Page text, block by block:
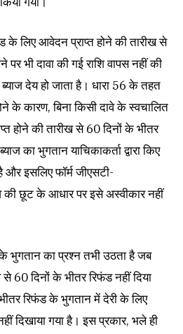
के लिए आवेदन प्राप्त होने की तारीख से
पर भी दावा की गई राशि वापस नहीं की
देय हो जाता है। धारा 56 के तहत
के कारण, बिना किसी दावे के स्वचालित
होने की तारीख से 60 दिनों के भीतर
का भुगतान याचिकाकर्ता द्वारा किए
और इसलिए फॉर्म जीएसटी-
छूट के आधार पर इसे अस्वीकार नहीं
भुगतान का प्रश्न तभी उठता है जब
60 दिनों के भीतर रिफंड नहीं दिया
रिफंड के भुगतान में देरी के लिए
दिखाया गया है। इस प्रकार, भले ही